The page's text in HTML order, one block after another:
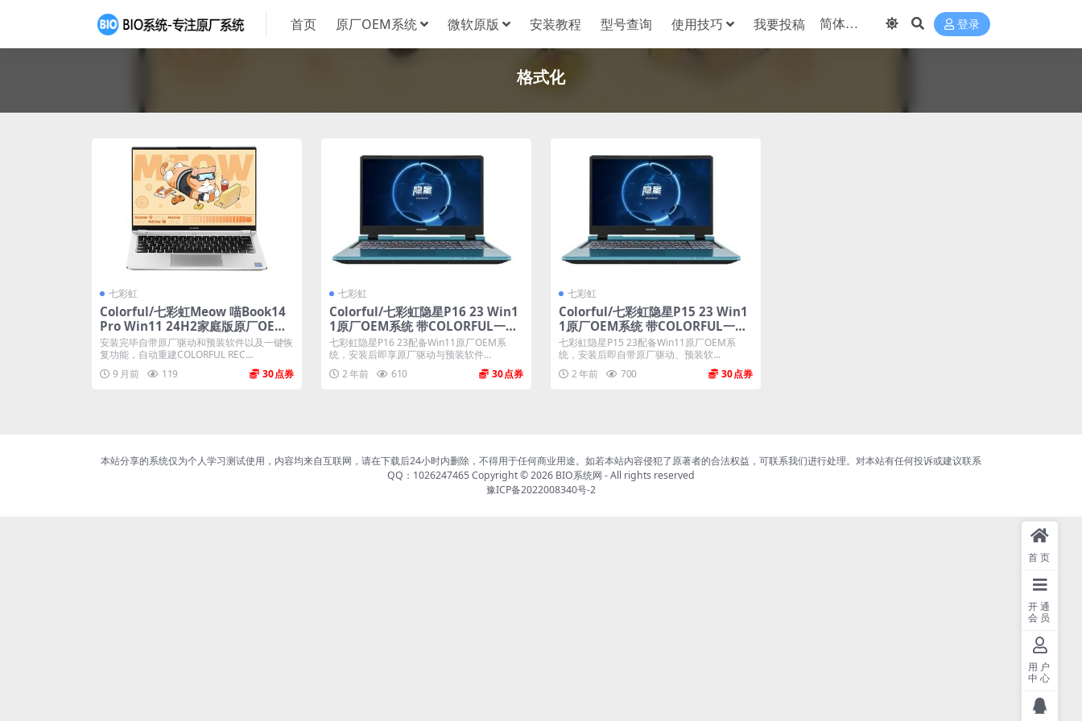
首页 原厂OEM系统 微软原版 安装教程 型号查询 使用技巧 我要投稿 登录
格式化
七彩虹
Colorful/七彩虹Meow 喵Book14
Pro Win11 24H2家庭版原厂OEM
系统 带COLORFUL一键还原
安装完毕自带原厂驱动和预装软件以及一键恢
复功能，自动重建COLORFUL REC...
9 月前
119 30
七彩虹
Colorful/七彩虹隐星P16 23 Win1
1原厂OEM系统 带COLORFUL一键
还原
七彩虹隐星P16 23配备Win11原厂OEM系
统，安装后即享原厂驱动与预装软件...
2 年前
610 30
七彩虹
Colorful/七彩虹隐星P15 23 Win1
1原厂OEM系统 带COLORFUL一键
还原
七彩虹隐星P15 23配备Win11原厂OEM系
统，安装后即自带原厂驱动、预装软...
2 年前
700 30
本站分享的系统仅为个人学习测试使用，内容均来自互联网，请在下载后24小时内删除，不得用于任何商业用途。如若本站内容侵犯了原著者的合法权益，可联系我们进行处理。对本站有任何投诉或建议联系
QQ：1026247465 Copyright © 2026 BIO系统网 - All rights reserved
豫ICP备2022008340号-2
首页
开通
会员
用户
中心